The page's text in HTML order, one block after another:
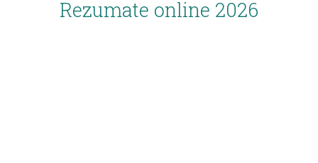
Rezumate online 2026